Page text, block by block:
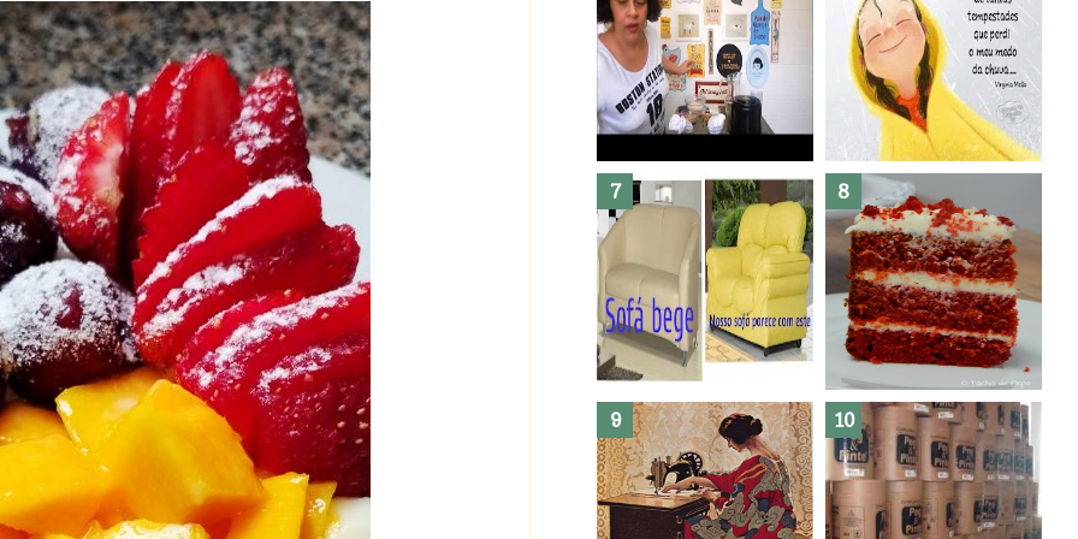
Dez bolos pra fazer antes de
morrer !
Haters, como surgiram?
Como fazer leites vegetais ? O medo que habita em nós.